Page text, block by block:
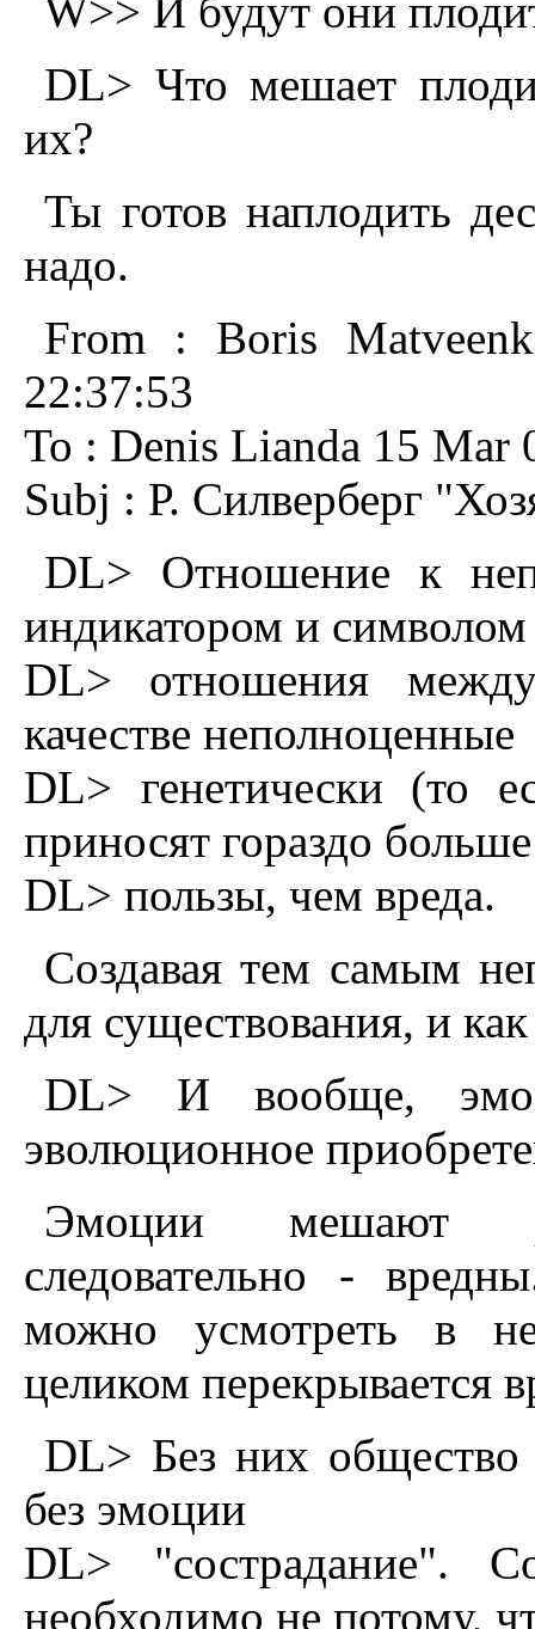
W>> И будут они
DL> Что мешает
их?
Ты готов наплодить
надо.
From : Boris
22:37:53
To : Denis Lianda 15 Mar
Subj : Р. Силверберг
DL> Отношение к
индикатором и символом
DL> отношения
качестве неполноценные
DL> генетически (то
приносят гораздо больше
DL> пользы, чем вреда.
Создавая тем самым
для существования, и
DL> И вообще,
эволюционное
Эмоции мешают
следовательно -
можно усмотреть в
целиком перекрывается
DL> Без них общество
без эмоции
DL> "сострадание".
необходимо не потому,